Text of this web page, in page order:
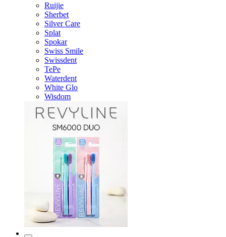
Ruijie
Sherbet
Silver Care
Splat
Spokar
Swiss Smile
Swissdent
TePe
Waterdent
White Glo
Wisdom